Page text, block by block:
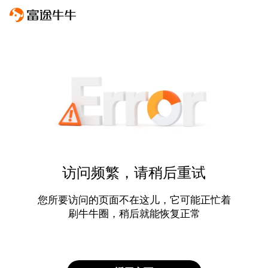
访问频繁，请稍后重试
您所要访问的页面不在这儿，它可能正忙着
刷牛牛圈，稍后就能恢复正常